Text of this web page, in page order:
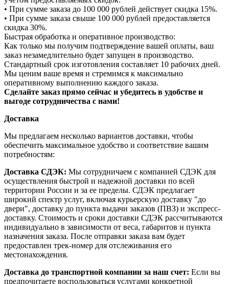
• При сумме заказа до 100 000 рублей действует скидка 15%.
• При сумме заказа свыше 100 000 рублей предоставляется
скидка 30%.
Быстрая обработка и оперативное производство:
Как только мы получим подтверждение вашей оплаты, ваш
заказ незамедлительно будет запущен в производство.
Стандартный срок изготовления составляет 10 рабочих дней.
Мы ценим ваше время и стремимся к максимально
оперативному выполнению каждого заказа.
Сделайте заказ прямо сейчас и убедитесь в удобстве и
выгоде сотрудничества с нами!
Доставка
Мы предлагаем несколько вариантов доставки, чтобы
обеспечить максимальное удобство и соответствие вашим
потребностям:
Доставка СДЭК: Мы сотрудничаем с компанией СДЭК для
осуществления быстрой и надежной доставки по всей
территории России и за ее пределы. СДЭК предлагает
широкий спектр услуг, включая курьерскую доставку "до
двери", доставку до пункта выдачи заказов (ПВЗ) и экспресс-
доставку. Стоимость и сроки доставки СДЭК рассчитываются
индивидуально в зависимости от веса, габаритов и пункта
назначения заказа. После отправки заказа вам будет
предоставлен трек-номер для отслеживания его
местонахождения.
Доставка до транспортной компании за наш счет: Если вы
предпочитаете воспользоваться услугами конкретной